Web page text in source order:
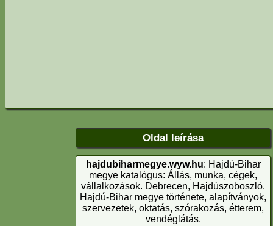
Oldal leírása
hajdubiharmegye.wyw.hu: Hajdú-Bihar
megye katalógus: Állás, munka, cégek,
vállalkozások. Debrecen, Hajdúszoboszló.
Hajdú-Bihar megye története, alapítványok,
szervezetek, oktatás, szórakozás, étterem,
vendéglátás.